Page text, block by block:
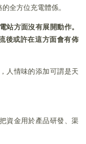
全方位充電體係。
站方面沒有展開動作。
後或許在這方面會有佈
人情味的添加可謂是天
資金用於產品研發、渠